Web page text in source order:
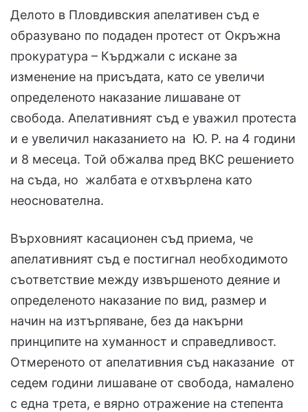
Делото в Пловдивския апелативен съд е
образувано по подаден протест от Окръжна
прокуратура – Кърджали с искане за
изменение на присъдата, като се увеличи
определеното наказание лишаване от
свобода. Апелативният съд е уважил протеста
и е увеличил наказанието на Ю. Р. на 4 години
и 8 месеца. Той обжалва пред ВКС решението
на съда, но жалбата е отхвърлена като
неоснователна.
Върховният касационен съд приема, че
апелативният съд е постигнал необходимото
съответствие между извършеното деяние и
определеното наказание по вид, размер и
начин на изтърпяване, без да накърни
принципите на хуманност и справедливост.
Отмереното от апелативния съд наказание от
седем години лишаване от свобода, намалено
с една трета, е вярно отражение на степента